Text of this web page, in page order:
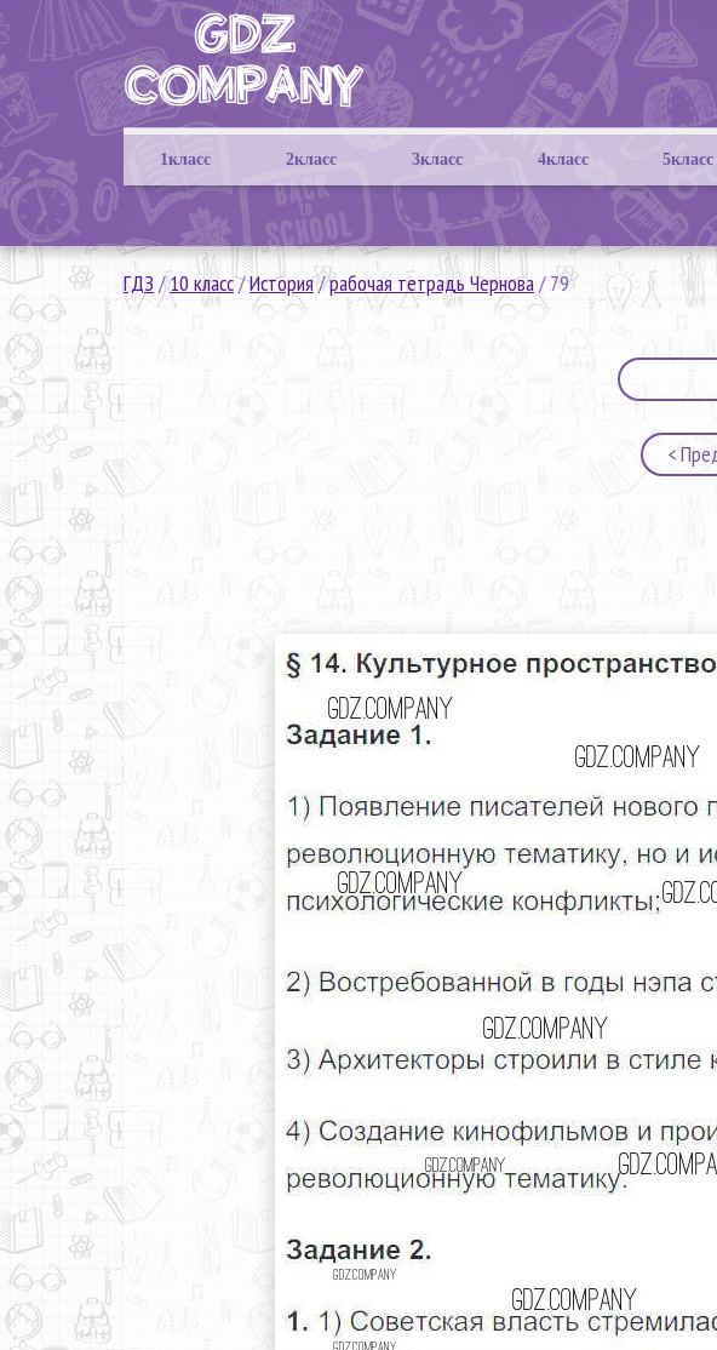
1класс 2класс 3класс 4класс 5класс
ГДЗ /10 класс/История/рабочая тетрадь Чернова/79
<